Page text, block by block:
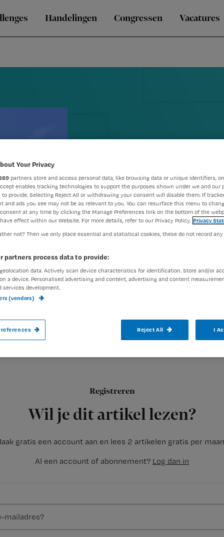
Handelingen Congressen Vacatures
Rotterdam
Auteur:
Registreren
Wil je dit artikel lezen?
gratis een account aan en lees 2 artikelen gratis per
Al een account of abonnement? Log dan in
Volgend jaar oktober wordt een groot
Het congres voor verpleegkundigen, verpleegkundig
Your Privacy
partners store and access personal data, like browsing data or unique identifiers,
enables tracking technologies to support the purposes shown under we and our
to provide. Selecting Reject All or withdrawing your consent will disable them. If
and ads you see may not be as relevant to you. You can resurface this menu to
at any time by clicking the Manage Preferences link on the bottom of the
effect within our Website. For more details, refer to our Privacy Policy. Privacy
not? Then we only place essential and statistical cookies, these do not record
partners process data to provide:
data. Actively scan device characteristics for identification. Store and/or
a device. Personalised advertising and content, advertising and content
services development.
(vendors)
Reject All I